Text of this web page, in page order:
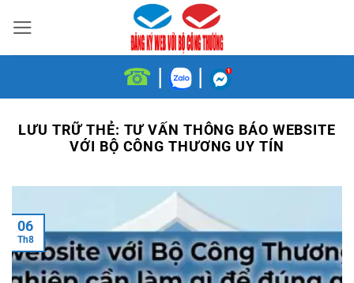
qua
nội
☎ | |
LƯU TRỮ THẺ: TƯ VẤN THÔNG BÁO WEBSITE
VỚI BỘ CÔNG THƯƠNG UY TÍN
06
Th8